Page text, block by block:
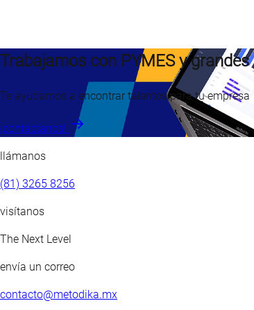
Trabajamos con PYMES y
Te ayudamos a encontrar talentos para tu empresa
¡contáctanos!
llámanos
(81) 3265 8256
visítanos
The Next Level
envía un correo
contacto@metodika.mx